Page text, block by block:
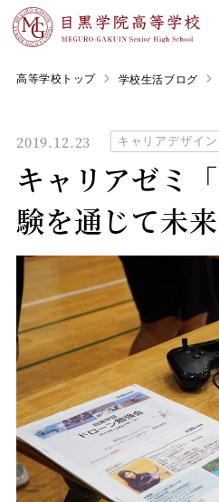
高等学校トップ 学校生活ブログ
2019.12.23 キャリアデザイン
キャリアゼミ
験を通じて未来